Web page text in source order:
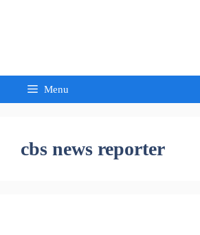
Menu
cbs news reporter